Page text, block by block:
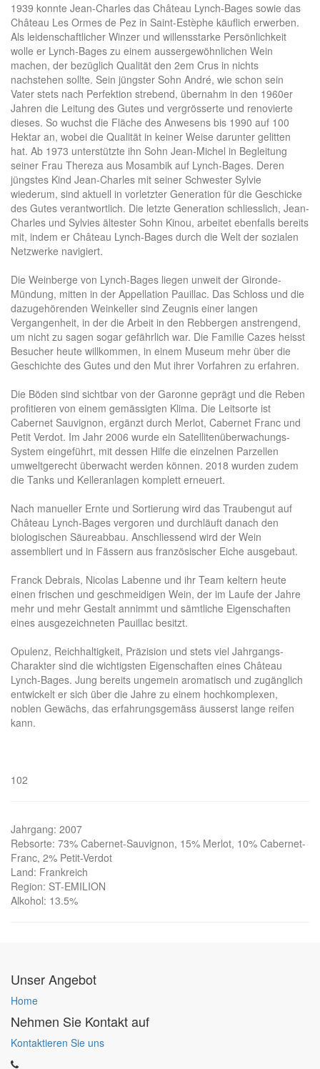
1939 konnte Jean-Charles das Château Lynch-Bages sowie das
Château Les Ormes de Pez in Saint-Estèphe käuflich erwerben.
Als leidenschaftlicher Winzer und willensstarke Persönlichkeit
wolle er Lynch-Bages zu einem aussergewöhnlichen Wein
machen, der bezüglich Qualität den 2em Crus in nichts
nachstehen sollte. Sein jüngster Sohn André, wie schon sein
Vater stets nach Perfektion strebend, übernahm in den 1960er
Jahren die Leitung des Gutes und vergrösserte und renovierte
dieses. So wuchst die Fläche des Anwesens bis 1990 auf 100
Hektar an, wobei die Qualität in keiner Weise darunter gelitten
hat. Ab 1973 unterstützte ihn Sohn Jean-Michel in Begleitung
seiner Frau Thereza aus Mosambik auf Lynch-Bages. Deren
jüngstes Kind Jean-Charles mit seiner Schwester Sylvie
wiederum, sind aktuell in vorletzter Generation für die Geschicke
des Gutes verantwortlich. Die letzte Generation schliesslich, Jean-
Charles und Sylvies ältester Sohn Kinou, arbeitet ebenfalls bereits
mit, indem er Château Lynch-Bages durch die Welt der sozialen
Netzwerke navigiert.
Die Weinberge von Lynch-Bages liegen unweit der Gironde-
Mündung, mitten in der Appellation Pauillac. Das Schloss und die
dazugehörenden Weinkeller sind Zeugnis einer langen
Vergangenheit, in der die Arbeit in den Rebbergen anstrengend,
um nicht zu sagen sogar gefährlich war. Die Familie Cazes heisst
Besucher heute willkommen, in einem Museum mehr über die
Geschichte des Gutes und den Mut ihrer Vorfahren zu erfahren.
Die Böden sind sichtbar von der Garonne geprägt und die Reben
profitieren von einem gemässigten Klima. Die Leitsorte ist
Cabernet Sauvignon, ergänzt durch Merlot, Cabernet Franc und
Petit Verdot. Im Jahr 2006 wurde ein Satellitenüberwachungs-
System eingeführt, mit dessen Hilfe die einzelnen Parzellen
umweltgerecht überwacht werden können. 2018 wurden zudem
die Tanks und Kelleranlagen komplett erneuert.
Nach manueller Ernte und Sortierung wird das Traubengut auf
Château Lynch-Bages vergoren und durchläuft danach den
biologischen Säureabbau. Anschliessend wird der Wein
assembliert und in Fässern aus französischer Eiche ausgebaut.
Franck Debrais, Nicolas Labenne und ihr Team keltern heute
einen frischen und geschmeidigen Wein, der im Laufe der Jahre
mehr und mehr Gestalt annimmt und sämtliche Eigenschaften
eines ausgezeichneten Pauillac besitzt.
Opulenz, Reichhaltigkeit, Präzision und stets viel Jahrgangs-
Charakter sind die wichtigsten Eigenschaften eines Château
Lynch-Bages. Jung bereits ungemein aromatisch und zugänglich
entwickelt er sich über die Jahre zu einem hochkomplexen,
noblen Gewächs, das erfahrungsgemäss äusserst lange reifen
kann.
102
Jahrgang: 2007
Rebsorte: 73% Cabernet-Sauvignon, 15% Merlot, 10% Cabernet-
Franc, 2% Petit-Verdot
Land: Frankreich
Region: ST-EMILION
Alkohol: 13.5%
Unser Angebot
Home
Nehmen Sie Kontakt auf
Kontaktieren Sie uns